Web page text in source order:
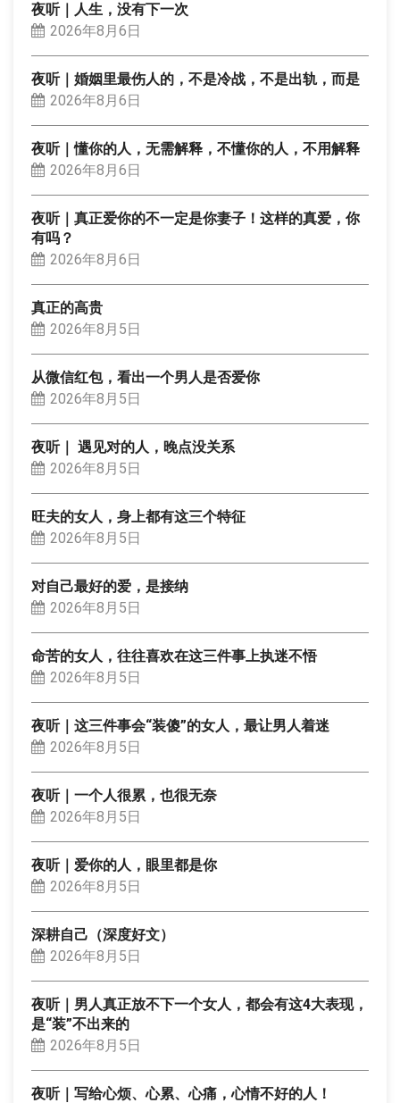
夜听｜人生，没有下一次
2026年8月6日
夜听｜婚姻里最伤人的，不是冷战，不是出轨，而是
2026年8月6日
夜听｜懂你的人，无需解释，不懂你的人，不用解释
2026年8月6日
夜听｜真正爱你的不一定是你妻子！这样的真爱，你
有吗？
2026年8月6日
真正的高贵
2026年8月5日
从微信红包，看出一个男人是否爱你
2026年8月5日
夜听｜ 遇见对的人，晚点没关系
2026年8月5日
旺夫的女人，身上都有这三个特征
2026年8月5日
对自己最好的爱，是接纳
2026年8月5日
命苦的女人，往往喜欢在这三件事上执迷不悟
2026年8月5日
夜听｜这三件事会“装傻”的女人，最让男人着迷
2026年8月5日
夜听｜一个人很累，也很无奈
2026年8月5日
夜听｜爱你的人，眼里都是你
2026年8月5日
深耕自己（深度好文）
2026年8月5日
夜听｜男人真正放不下一个女人，都会有这4大表现，
是“装”不出来的
2026年8月5日
夜听｜写给心烦、心累、心痛，心情不好的人！